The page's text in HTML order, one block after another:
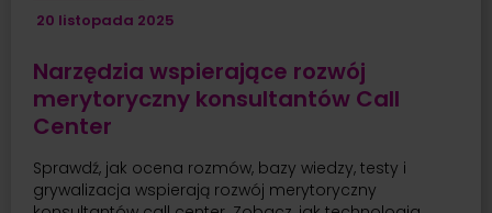
20 listopada 2025
Narzędzia wspierające rozwój
merytoryczny konsultantów Call
Center
Sprawdź, jak ocena rozmów, bazy wiedzy, testy i
grywalizacja wspierają rozwój merytoryczny